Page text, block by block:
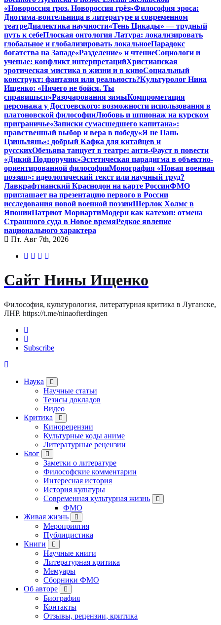
«Новороссия гроз. Новороссия грёз»Философия эроса:
Диотима-воительница в литературе и современном
театреДиалектика научности«Тень Цикады» — трудный
путь к себеПлоская онтология Латура: локализировать
глобальное и глобализировать локальноеПарадокс
богатства на Западе«Разделение» и чтениеСоциологи и
ученые: конфликт интерпретацийХристианская
эротическая мистика в жизни и в киноСоциальный
конструкт: фантазия или реальность?Культуролог Нина
Ищенко: «Ничего не бойся. Ты
справишься»Разочарования зимыКомпрометация
персонажа у Достоевского: возможности использования в
платоновской философииЛюбовь и шпионаж на курском
приграничье«Записки сумасшедшего капитана»:
нравственный выбор и вера в победу«Я не Пань
Цзиньлянь»: добрый Кафка для китайцев и
русскихОбезьяна танцует в театре: анти-Фауст в повести
«Дикий Подпоручик»Эстетическая парадигма в объектно-
ориентированной философииМонография «Новая военная
поэзия»: идеологический текст или научный труд?
Лавкрафтианский Краснодон на карте РоссииФМО
приглашает на презентацию первого в России
исследования новой военной поэзииШерлок Холмс в
ЯпонииПатриот МориартиМодерн как катехон: отмена
Страшного суда в Новое времяРедкое явление
национального характера
Пт. Авг 7th, 2026
Сайт Нины Ищенко
Философия, культурология, литературная критика в Луганске,
ЛНР. https://t.me/ninaofterdingen
Subscribe
Наука
Научные статьи
Тезисы докладов
Видео
Критика
Кинорецензии
Культурные коды аниме
Литературные рецензии
Блог
Заметки о литературе
Философские комментарии
Интересная история
История культуры
Современная культурная жизнь
ФМО
Живая жизнь
Мероприятия
Публицистика
Книги
Научные книги
Литературная критика
Мемуары
Сборники ФМО
Об авторе
Биография
Контакты
Отзывы, рецензии, критика